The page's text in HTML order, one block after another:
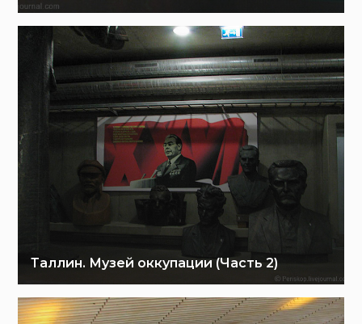
Таллин. Музей оккупации (Часть 2)